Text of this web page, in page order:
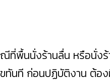
ที่พื้นนั่งร้านลื่น หรือนั่งร้
ขทันที ก่อนปฏิบัติงาน ต้อ